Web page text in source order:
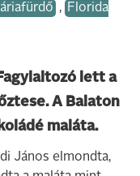
, Florida
lett a
A Balaton
maláta.
János elmondta,